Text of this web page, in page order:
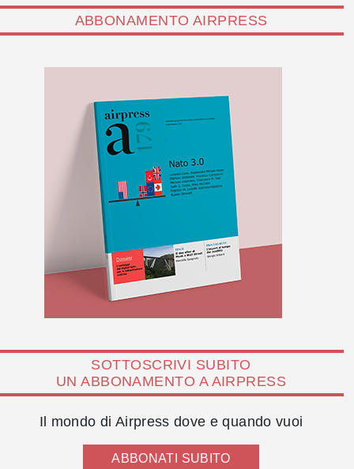
ABBONAMENTO AIRPRESS
SOTTOSCRIVI SUBITO
UN ABBONAMENTO A AIRPRESS
Il mondo di Airpress dove e quando vuoi
ABBONATI SUBITO